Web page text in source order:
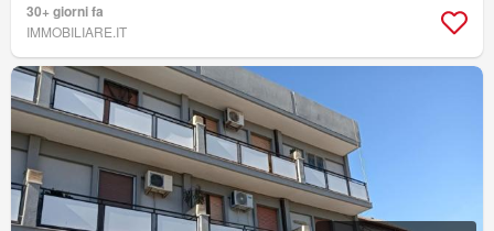
30+ giorni fa
IMMOBILIARE.IT